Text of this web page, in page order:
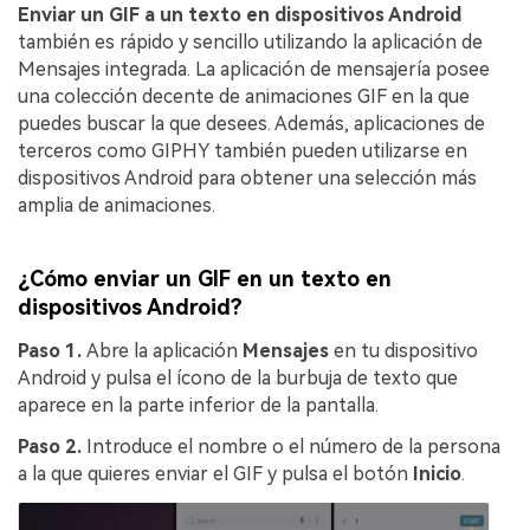
Enviar un GIF a un texto en dispositivos Android
también es rápido y sencillo utilizando la aplicación de
Mensajes integrada. La aplicación de mensajería posee
una colección decente de animaciones GIF en la que
puedes buscar la que desees. Además, aplicaciones de
terceros como GIPHY también pueden utilizarse en
dispositivos Android para obtener una selección más
amplia de animaciones.
¿Cómo enviar un GIF en un texto en
dispositivos Android?
Paso 1. Abre la aplicación Mensajes en tu dispositivo
Android y pulsa el ícono de la burbuja de texto que
aparece en la parte inferior de la pantalla.󠀲󠀡󠀥󠀦󠀡󠀨󠀨󠀡󠀠󠀳
Paso 2. Introduce el nombre o el número de la persona
a la que quieres enviar el GIF y pulsa el botón Inicio.󠀲󠀡󠀥󠀦󠀡󠀨󠀨󠀡󠀢󠀳